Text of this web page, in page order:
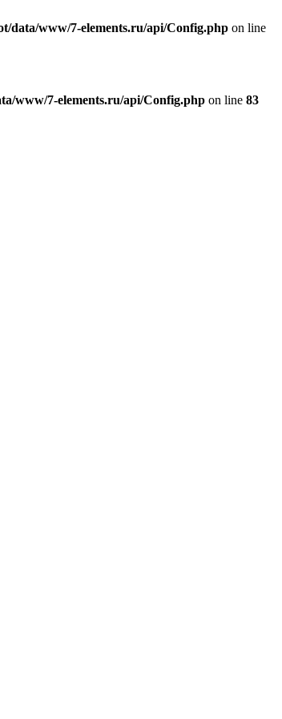
data/www/7-elements.ru/api/Config.php on line
www/7-elements.ru/api/Config.php on line 83